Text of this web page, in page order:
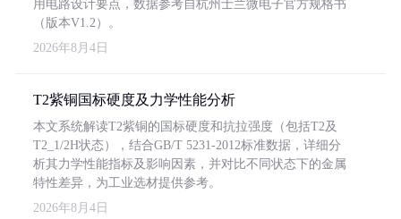
用电路设计要点，数据参考自杭州士兰微电子官方规格书
（版本V1.2）。
2026年8月4日
T2紫铜国标硬度及力学性能分析
本文系统解读T2紫铜的国标硬度和抗拉强度（包括T2及
T2_1/2H状态），结合GB/T 5231-2012标准数据，详细分
析其力学性能指标及影响因素，并对比不同状态下的金属
特性差异，为工业选材提供参考。
2026年8月4日